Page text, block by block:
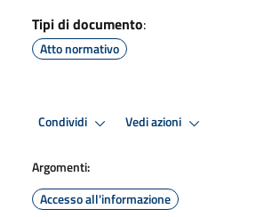
Tipi di documento:
Atto normativo
Condividi Vedi azioni
Argomenti:
Accesso all'informazione